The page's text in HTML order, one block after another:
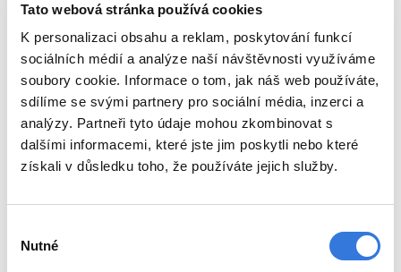
Tato webová stránka používá cookies
K personalizaci obsahu a reklam, poskytování funkcí
sociálních médií a analýze naší návštěvnosti využíváme
soubory cookie. Informace o tom, jak náš web používáte,
sdílíme se svými partnery pro sociální média, inzerci a
analýzy. Partneři tyto údaje mohou zkombinovat s
dalšími informacemi, které jste jim poskytli nebo které
získali v důsledku toho, že používáte jejich služby.
souhlasu
Nutné
úschova a evidence cenností
Hodiny pro veřejnost
Po
09:00 – 11:00
13:00 – 15:30